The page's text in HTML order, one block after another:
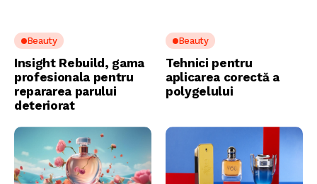
Beauty
Insight Rebuild, gama
profesionala pentru
repararea parului
deteriorat
Beauty
Tehnici pentru
aplicarea corectă a
polygelului